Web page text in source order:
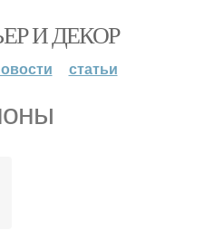
И ДЕКОР
статьи